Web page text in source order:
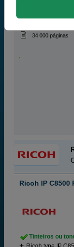
34 000 páginas
Ricoh IP C8500
Tinteiros ou